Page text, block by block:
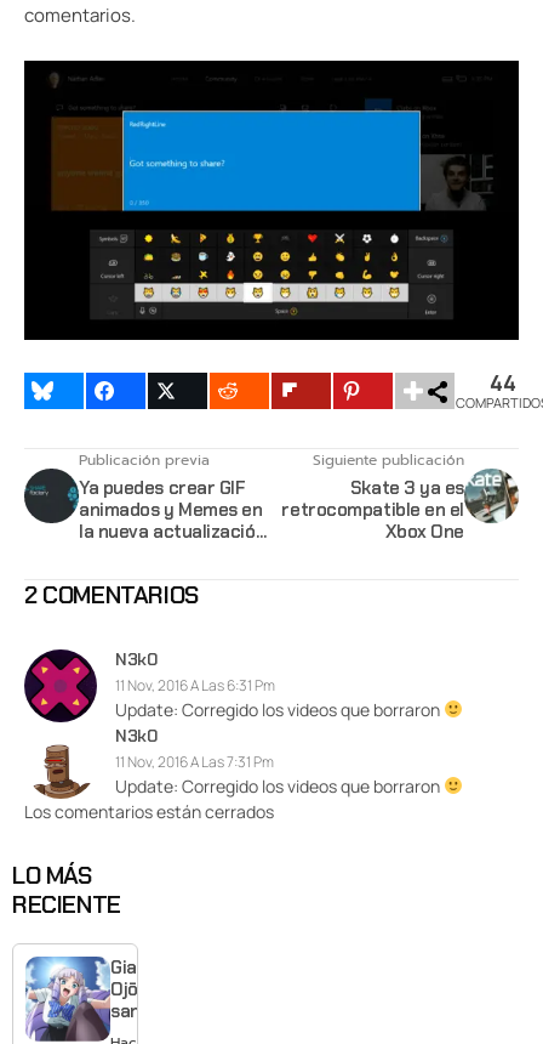
comentarios.
44
Publicación previa
Ya puedes crear GIF
animados y Memes en
la nueva actualización
Siguiente publicación
Skate 3 ya es
retrocompatible en el
Xbox One
2 COMENTARIOS
N3k0
11 Nov, 2016 A Las 6:31 Pm
Update: Corregido los videos que borraron
N3k0
11 Nov, 2016 A Las 7:31 Pm
Update: Corregido los videos que borraron
Los comentarios están cerrados
LO MÁS
RECIENTE
Giant
Ojō-
sama
revela